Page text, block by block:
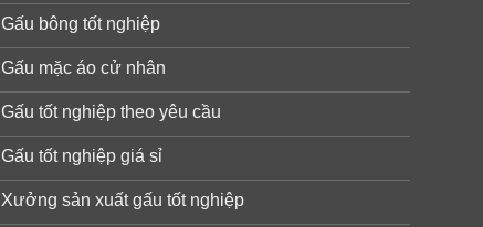
Gấu bông tốt nghiệp
Gấu mặc áo cử nhân
Gấu tốt nghiệp theo yêu cầu
Gấu tốt nghiệp giá sỉ
Xưởng sản xuất gấu tốt nghiệp